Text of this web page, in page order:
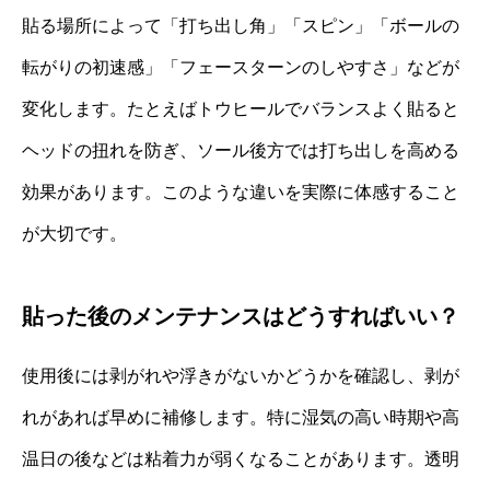
貼る場所によって「打ち出し角」「スピン」「ボールの
転がりの初速感」「フェースターンのしやすさ」などが
変化します。たとえばトウヒールでバランスよく貼ると
ヘッドの扭れを防ぎ、ソール後方では打ち出しを高める
効果があります。このような違いを実際に体感すること
が大切です。
貼った後のメンテナンスはどうすればいい？
使用後には剥がれや浮きがないかどうかを確認し、剥が
れがあれば早めに補修します。特に湿気の高い時期や高
温日の後などは粘着力が弱くなることがあります。透明